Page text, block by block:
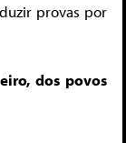
provas por
dos povos